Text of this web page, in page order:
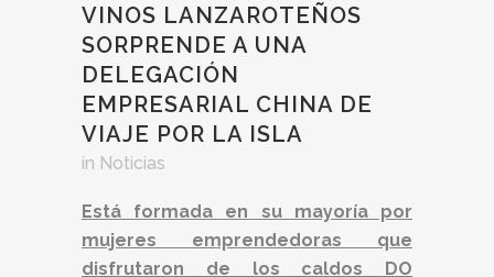
VINOS LANZAROTEÑOS
SORPRENDE A UNA
DELEGACIÓN
EMPRESARIAL CHINA DE
VIAJE POR LA ISLA
in Noticias
Está formada en su mayoría por
mujeres emprendedoras que
disfrutaron de los caldos DO